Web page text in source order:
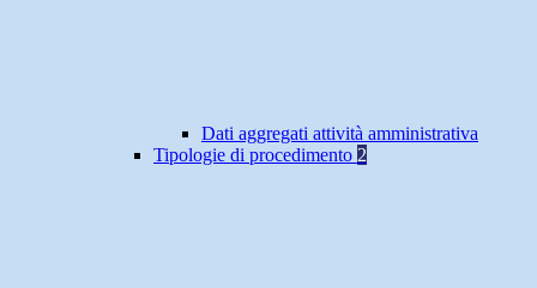
Dati aggregati attività amministrativa
Tipologie di procedimento 2